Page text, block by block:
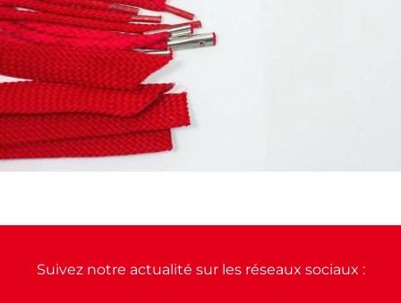
Suivez notre actualité sur les réseaux sociaux :